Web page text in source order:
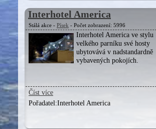
Interhotel America
Stálá akce - Písek - Počet zobrazení: 5996
Interhotel America ve stylu
velkého parníku své hosty
ubytovává v nadstandardně
vybavených pokojích.
Číst více
Pořadatel:Interhotel America